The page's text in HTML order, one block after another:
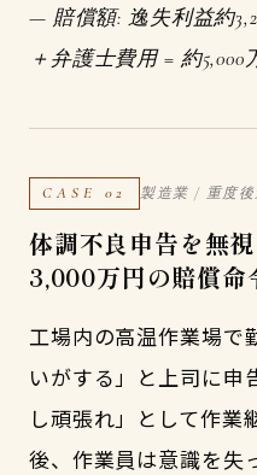
— 賠償額: 逸失利益約
＋弁護士費用 = 約5,000
CASE 02 製造業 / 重度
体調不良申告を無
3,000万円の賠償命
工場内の高温作業場で
いがする」と上司に申
し頑張れ」として作業
後、作業員は意識を失